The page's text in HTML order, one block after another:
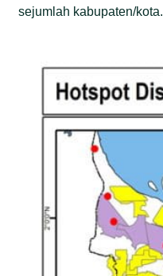
sejumlah kabupaten/kota.